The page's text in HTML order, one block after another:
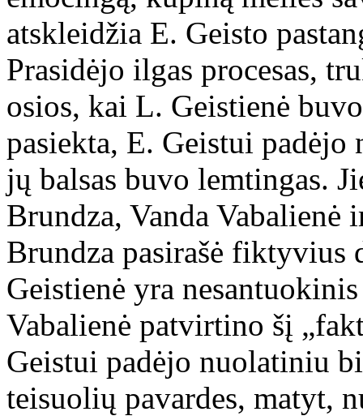
atskleidžia E. Geisto
Prasidėjo ilgas procesas,
osios, kai L. Geistienė
pasiekta, E. Geistui
jų balsas buvo lemtingas.
Brundza, Vanda Vabalienė
Brundza pasirašė fiktyvius
Geistienė yra
Vabalienė patvirtino šį
Geistui padėjo nuolatiniu
teisuolių pavardes, matyt,